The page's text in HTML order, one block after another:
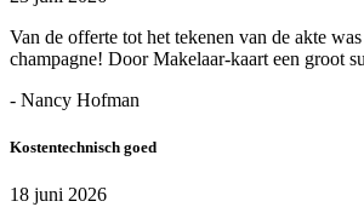
Van de offerte tot het tekenen van de akte
champagne! Door Makelaar-kaart een groot
- Nancy Hofman
Kostentechnisch goed
18 juni 2026